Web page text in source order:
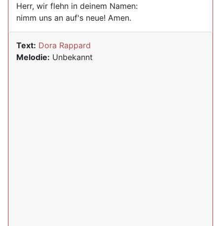
Herr, wir flehn in deinem Namen:
nimm uns an auf's neue! Amen.
Text: Dora Rappard
Melodie: Unbekannt